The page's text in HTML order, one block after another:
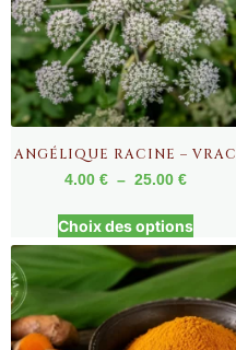
ANGÉLIQUE RACINE – VRAC
4.00€ – 25.00€
Choix des options